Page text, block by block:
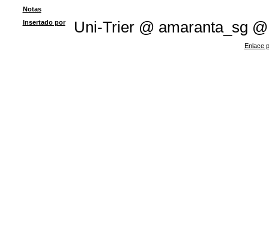
Notas
Insertado por
Uni-Trier @ amaranta_sg @
Enlace